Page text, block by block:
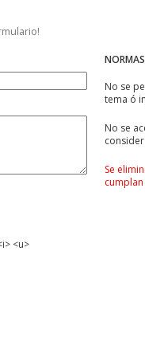
No se
tema ó
No se
Se
<u>